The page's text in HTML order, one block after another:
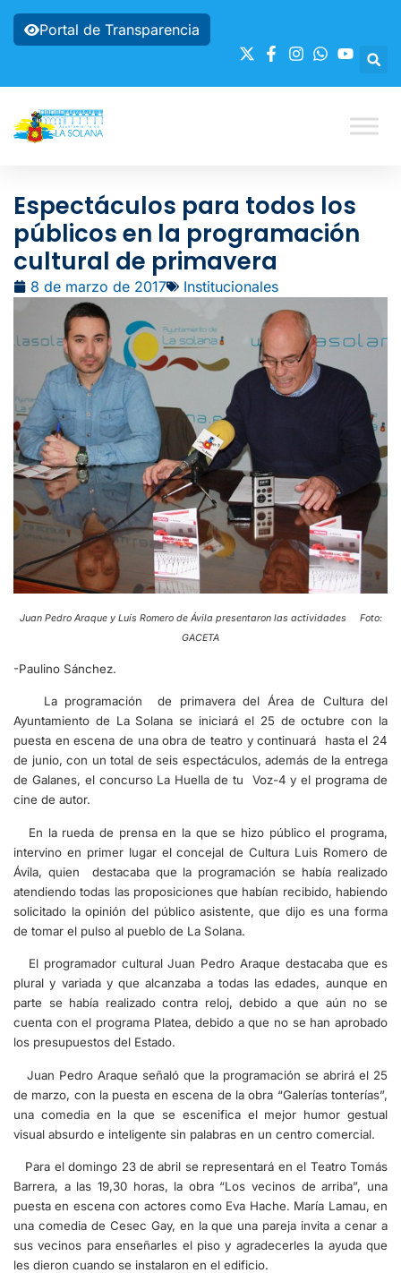
Portal de Transparencia
Espectáculos para todos los
públicos en la programación
cultural de primavera
8 de marzo de 2017 Institucionales
Juan Pedro Araque y Luís Romero de Ávila presentaron las actividades Foto:
GACETA
-Paulino Sánchez.
La programación de primavera del Área de Cultura del
Ayuntamiento de La Solana se iniciará el 25 de octubre con la
puesta en escena de una obra de teatro y continuará hasta el 24
de junio, con un total de seis espectáculos, además de la entrega
de Galanes, el concurso La Huella de tu Voz-4 y el programa de
cine de autor.
En la rueda de prensa en la que se hizo público el programa,
intervino en primer lugar el concejal de Cultura Luis Romero de
Ávila, quien destacaba que la programación se había realizado
atendiendo todas las proposiciones que habían recibido, habiendo
solicitado la opinión del público asistente, que dijo es una forma
de tomar el pulso al pueblo de La Solana.
El programador cultural Juan Pedro Araque destacaba que es
plural y variada y que alcanzaba a todas las edades, aunque en
parte se había realizado contra reloj, debido a que aún no se
cuenta con el programa Platea, debido a que no se han aprobado
los presupuestos del Estado.
Juan Pedro Araque señaló que la programación se abrirá el 25
de marzo, con la puesta en escena de la obra “Galerías tonterías”,
una comedia en la que se escenifica el mejor humor gestual
visual absurdo e inteligente sin palabras en un centro comercial.
Para el domingo 23 de abril se representará en el Teatro Tomás
Barrera, a las 19,30 horas, la obra “Los vecinos de arriba”, una
puesta en escena con actores como Eva Hache. María Lamau, en
una comedia de Cesec Gay, en la que una pareja invita a cenar a
sus vecinos para enseñarles el piso y agradecerles la ayuda que
les dieron cuando se instalaron en el edificio.